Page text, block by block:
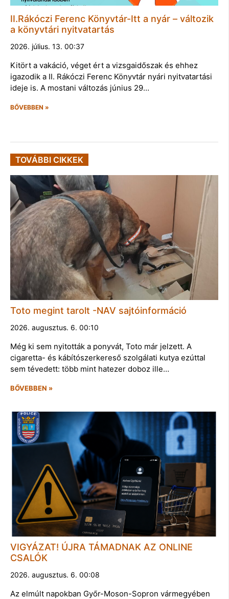
II.Rákóczi Ferenc Könyvtár-Itt a nyár – változik
a könyvtári nyitvatartás
2026. július. 13. 00:37
Kitört a vakáció, véget ért a vizsgaidőszak és ehhez
igazodik a II. Rákóczi Ferenc Könyvtár nyári nyitvatartási
ideje is. A mostani változás június 29…
BŐVEBBEN »
TOVÁBBI CIKKEK
Toto megint tarolt -NAV sajtóinformáció
2026. augusztus. 6. 00:10
Még ki sem nyitották a ponyvát, Toto már jelzett. A
cigaretta- és kábítószerkereső szolgálati kutya ezúttal
sem tévedett: több mint hatezer doboz ille…
BŐVEBBEN »
VIGYÁZAT! ÚJRA TÁMADNAK AZ ONLINE
CSALÓK
2026. augusztus. 6. 00:08
Az elmúlt napokban Győr-Moson-Sopron vármegyében